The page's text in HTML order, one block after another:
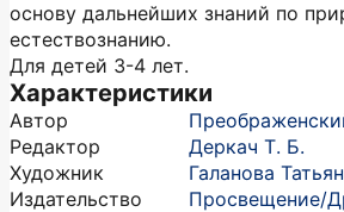
основу дальнейших знаний по
естествознанию.
Для детей 3-4 лет.
Характеристики
Автор
Редактор
Деркач Т. Б.
Художник
Галанова
Издательство
Просвещение/